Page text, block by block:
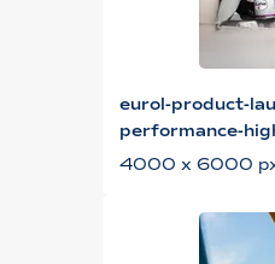
eurol-product-
performance-
4000 x 6000